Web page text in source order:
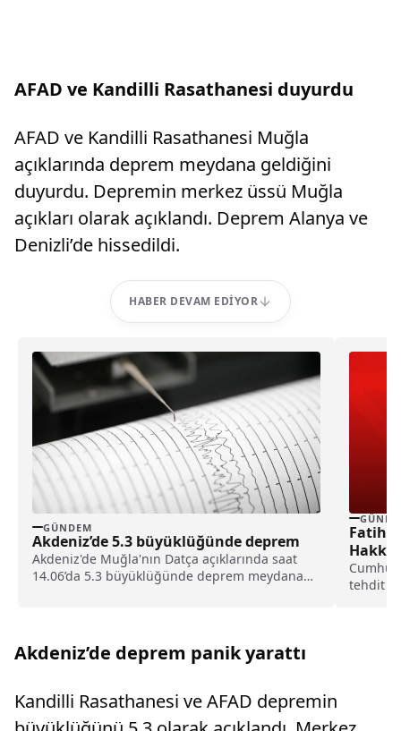
AFAD ve Kandilli Rasathanesi duyurdu
AFAD ve Kandilli Rasathanesi Muğla
açıklarında deprem meydana geldiğini
duyurdu. Depremin merkez üssü Muğla
açıkları olarak açıklandı. Deprem Alanya ve
Denizli’de hissedildi.
HABER DEVAM EDIYOR
GÜNDEM
Akdeniz’de 5.3 büyüklüğünde deprem
Akdeniz'de Muğla'nın Datça açıklarında saat
14.06’da 5.3 büyüklüğünde deprem meydana
Fatih
tehdit
Akdeniz’de deprem panik yarattı
Kandilli Rasathanesi ve AFAD depremin